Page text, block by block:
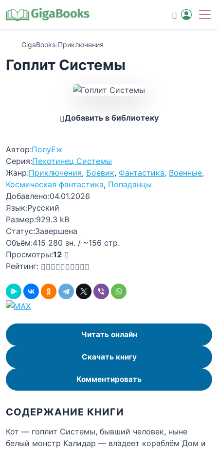
GigaBooks/Приключения
Гоплит Системы
Добавить в библиотеку
Автор:ПолуЕж
Серия:Пехотинец Системы
Жанр:Приключения, Боевик, Фантастика, Военные,
Космическая фантастика, Попаданцы
Добавлено:04.01.2026
Язык:Русский
Размер:929.3 kB
Статус:Завершена
Объём:415 280 зн. / ~156 стр.
Просмотры:12
Рейтинг:
Читать онлайн
Скачать книгу
Комментировать
СОДЕРЖАНИЕ КНИГИ
Кот — гоплит Системы, бывший человек, ныне
белый монстр Калидар — владеет кораблём Дом и